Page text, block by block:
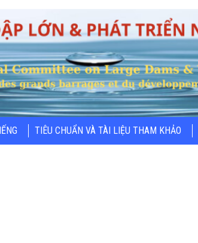
TIÊU CHUẨN VÀ TÀI LIỆU THAM KHẢO